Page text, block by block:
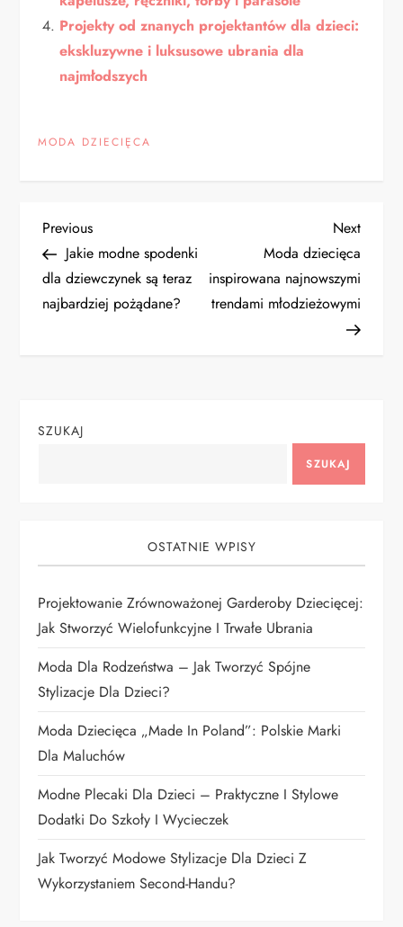
Projekty od znanych projektantów dla dzieci:
ekskluzywne i luksusowe ubrania dla
najmłodszych
MODA DZIECIĘCA
N
a
w
a
a
w
p
i
s
u
Previous
Post
Previous
Jakie modne spodenki
dla dziewczynek są teraz
najbardziej pożądane?
Next
Post
Next
Moda dziecięca
inspirowana najnowszymi
trendami młodzieżowymi
SZUKAJ
SZUKAJ
OSTATNIE WPISY
Projektowanie Zrównoważonej Garderoby Dziecięcej:
Jak Stworzyć Wielofunkcyjne I Trwałe Ubrania
Moda Dla Rodzeństwa – Jak Tworzyć Spójne
Stylizacje Dla Dzieci?
Moda Dziecięca „Made In Poland”: Polskie Marki
Dla Maluchów
Modne Plecaki Dla Dzieci – Praktyczne I Stylowe
Dodatki Do Szkoły I Wycieczek
Jak Tworzyć Modowe Stylizacje Dla Dzieci Z
Wykorzystaniem Second-Handu?